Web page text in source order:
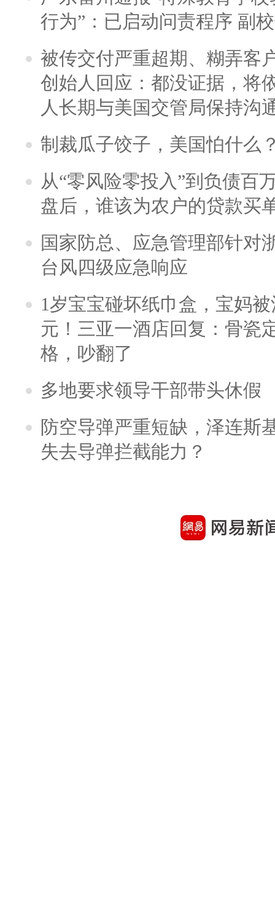
行为”：已启动问责程序 副
被传交付严重超期、糊弄客
创始人回应：都没证据，将
人长期与美国交管局保持沟
制裁瓜子饺子，美国怕什么
从“零风险零投入”到负债百
盘后，谁该为农户的贷款买
国家防总、应急管理部针对
台风四级应急响应
1岁宝宝碰坏纸巾盒，宝妈
元！三亚一酒店回复：骨瓷
格，吵翻了
多地要求领导干部带头休假
防空导弹严重短缺，泽连斯
失去导弹拦截能力？